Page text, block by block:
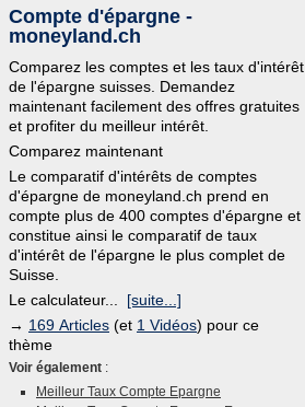
Compte d'épargne -
moneyland.ch
Comparez les comptes et les taux d'intérêt
de l'épargne suisses. Demandez
maintenant facilement des offres gratuites
et profiter du meilleur intérêt.
Comparez maintenant
Le comparatif d'intérêts de comptes
d'épargne de moneyland.ch prend en
compte plus de 400 comptes d'épargne et
constitue ainsi le comparatif de taux
d'intérêt de l'épargne le plus complet de
Suisse.
Le calculateur... [suite...]
→ 169 Articles (et 1 Vidéos) pour ce
thème
Voir également :
Meilleur Taux Compte Epargne